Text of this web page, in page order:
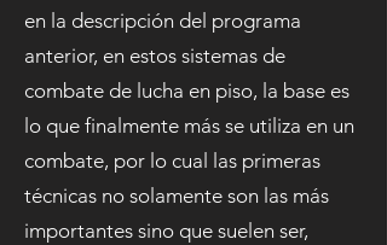
en la descripción del programa
anterior, en estos sistemas de
combate de lucha en piso, la base es
lo que finalmente más se utiliza en un
combate, por lo cual las primeras
técnicas no solamente son las más
importantes sino que suelen ser,